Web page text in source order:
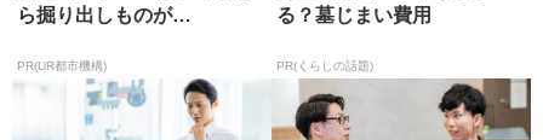
ら掘り出しものが…
PR(UR都市機構)
る？墓じまい費用
PR(くらしの話題)